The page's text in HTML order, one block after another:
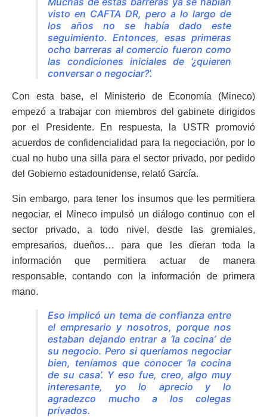
visto en CAFTA DR, pero a lo largo de
los años no se había dado este
seguimiento. Entonces, esas primeras
ocho barreras al comercio fueron como
las condiciones iniciales de ‘¿quieren
conversar o negociar?’.
Con esta base, el Ministerio de Economía (Mineco)
empezó a trabajar con miembros del gabinete dirigidos
por el Presidente. En respuesta, la USTR promovió
acuerdos de confidencialidad para la negociación, por lo
cual no hubo una silla para el sector privado, por pedido
del Gobierno estadounidense, relató García.
Sin embargo, para tener los insumos que les permitiera
negociar, el Mineco impulsó un diálogo continuo con el
sector privado, a todo nivel, desde las gremiales,
empresarios, dueños… para que les dieran toda la
información que permitiera actuar de manera
responsable, contando con la información de primera
mano.
Eso implicó un tema de confianza entre
el empresario y nosotros, porque nos
estaban dejando entrar a ‘la cocina’ de
su negocio. Pero si queríamos negociar
bien, teníamos que conocer ‘la cocina
de su casa’. Y eso fue, creo, algo muy
interesante, yo lo aprecio y lo
agradezco mucho a los colegas
privados.